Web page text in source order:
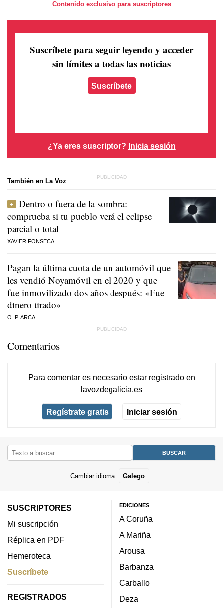
Contenido exclusivo para suscriptores
Suscríbete para seguir leyendo y acceder
sin límites a todas las noticias
Suscríbete
¿Ya eres suscriptor? Inicia sesión
También en La Voz
Dentro o fuera de la sombra:
comprueba si tu pueblo verá el eclipse
parcial o total
XAVIER FONSECA
Pagan la última cuota de un automóvil que
les vendió Noyamóvil en el 2020 y que
fue inmovilizado dos años después: «Fue
dinero tirado»
O. P. ARCA
Comentarios
Para comentar es necesario estar registradoen
lavozdegalicia.es
Regístrate gratis Iniciar sesión
Cambiar idioma: Galego
SUSCRIPTORES
Mi suscripción
Réplica en PDF
Hemeroteca
Suscríbete
REGISTRADOS
EDICIONES
A Coruña
A Mariña
Arousa
Barbanza
Carballo
Deza